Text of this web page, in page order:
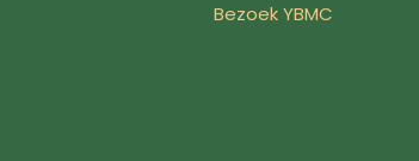
Bezoek YBMC